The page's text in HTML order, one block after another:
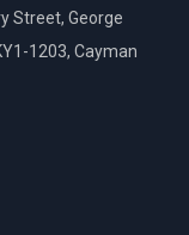
Street, George
1203, Cayman